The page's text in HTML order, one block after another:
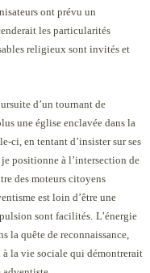
ont prévu un
les particularités
religieux sont invités et
d’un tournant de
une église enclavée dans la
ci, en tentant d’insister sur ses
je positionne à l’intersection de
des moteurs citoyens
est loin d’être une
sont facilités. L’énergie
la quête de reconnaissance,
la vie sociale qui démontrerait